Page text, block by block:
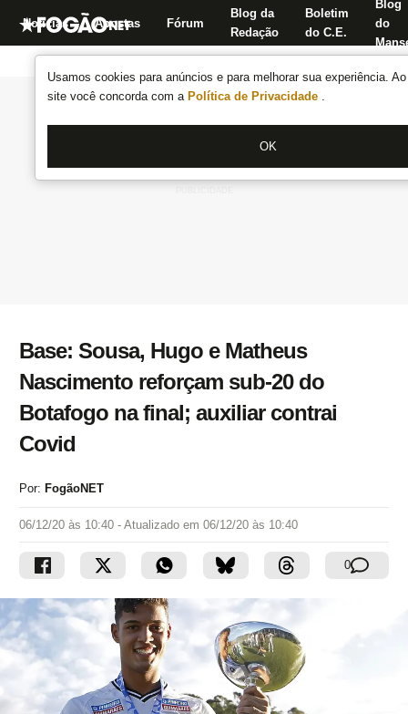
Usamos cookies para anúncios e para melhorar sua experiência.
site você concorda com a Política de Privacidade .
OK
Notícias Apostas Fórum
Blog da
Redação
Boletim
do C.E.
Blog
do
Base: Sousa, Hugo e Matheus
Nascimento reforçam sub-20 do
Botafogo na final; auxiliar contrai
Covid
Por: FogãoNET
06/12/20 às 10:40 - Atualizado em 06/12/20 às 10:40
0